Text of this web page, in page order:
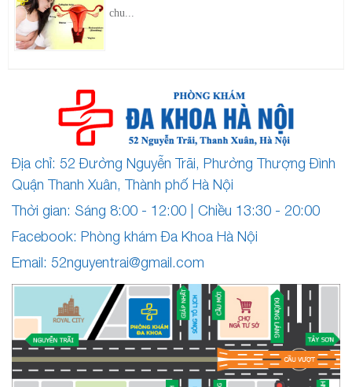
chu...
Địa chỉ: 52 Đường Nguyễn Trãi, Phường Thượng Đình
Quận Thanh Xuân, Thành phố Hà Nội
Thời gian: Sáng 8:00 - 12:00 | Chiều 13:30 - 20:00
Facebook: Phòng khám Đa Khoa Hà Nội
Email: 52nguyentrai@gmail.com